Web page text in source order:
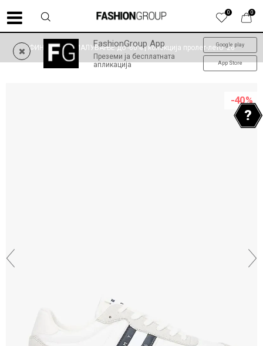
0
0
FashionGroup App
Преземи ја бесплатната
апликација
Google play
App Store
ФИНАЛНО НАМАЛУВАЊЕ до -60% | колекција пролет-лето '26
-40%